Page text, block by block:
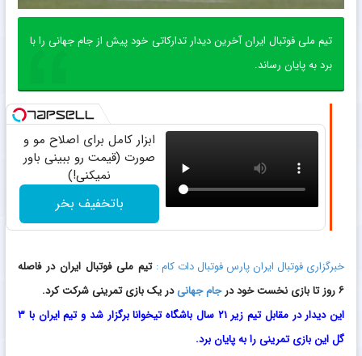
تیم ملی فوتبال ایران آخرین دیدار تدارکاتی خود پیش از جام جهانی را با
برد به پایان رساند.
ابزار کامل برای اصلاح مو و
صورت (قیمت رو ببینی باور
نمیکنی!)
باتخفیف بخر
خبرگزاری فوتبال ایران پارس فوتبال دات کام : تیم ملی فوتبال ایران در فاصله
۶ روز تا بازی نخست خود در
جام جهانیدر یک بازی تمرینی شرکت کرد.
این دیدار در مقابل تیم زیر ۲۱ سال باشگاه تیخوانا برگزار شد و تیم ایران با ۳
گل این بازی تمرینی را به پایان برد.